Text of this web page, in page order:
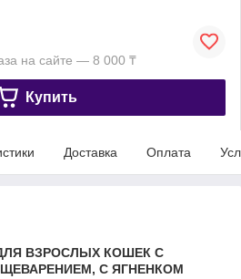
на сайте — 8 000 ₸
Купить
Доставка Оплата
ДЛЯ ВЗРОСЛЫХ КОШЕК С
С ЯГНЕНКОМ